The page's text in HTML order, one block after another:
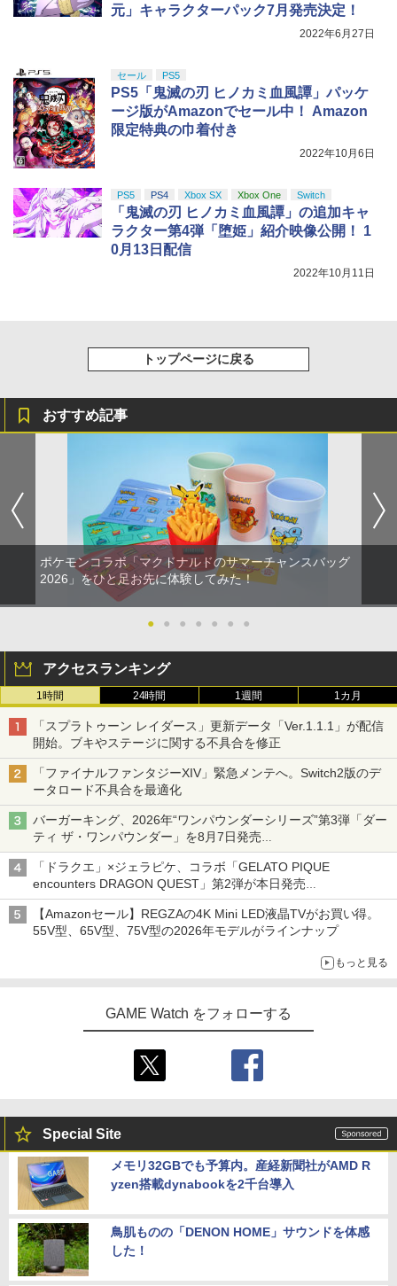
元」キャラクターパック7月発売決定！
2022年6月27日
セール PS5
PS5「鬼滅の刃 ヒノカミ血風譚」パッケ
ージ版がAmazonでセール中！ Amazon
限定特典の巾着付き
2022年10月6日
PS5 PS4 Xbox SX Xbox One Switch
「鬼滅の刃 ヒノカミ血風譚」の追加キャ
ラクター第4弾「堕姫」紹介映像公開！ 1
0月13日配信
2022年10月11日
トップページに戻る
おすすめ記事
ポケモンコラボ「マクドナルドのサマーチャンスバッグ
2026」をひと足お先に体験してみた！
● ● ● ● ● ● ●
アクセスランキング
1時間 24時間 1週間 1カ月
「スプラトゥーン レイダース」更新データ「Ver.1.1.1」が配信
開始。ブキやステージに関する不具合を修正
「ファイナルファンタジーXIV」緊急メンテへ。Switch2版のデ
ータロード不具合を最適化
バーガーキング、2026年“ワンパウンダーシリーズ”第3弾「ダー
ティ ザ・ワンパウンダー」を8月7日発売
「特製ガーリックマヨソース」を使用した超大型チーズバーガー
「ドラクエ」×ジェラピケ、コラボ「GELATO PIQUE
encounters DRAGON QUEST」第2弾が本日発売
アイスカップに入ったスライムやわたぼう、ベビーサタンなどが
オリジナルアートで登場
【Amazonセール】REGZAの4K Mini LED液晶TVがお買い得。
55V型、65V型、75V型の2026年モデルがラインナップ
もっと見る
GAME Watch をフォローする
Special Site
メモリ32GBでも予算内。産経新聞社がAMD R
yzen搭載dynabookを2千台導入
鳥肌ものの「DENON HOME」サウンドを体感
した！